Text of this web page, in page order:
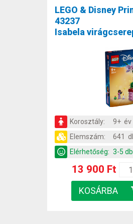
LEGO & Disney
43237
Isabela
Korosztály:
9+ év
Elemszám:
641
Elérhetőség: 3-5
13 900 Ft